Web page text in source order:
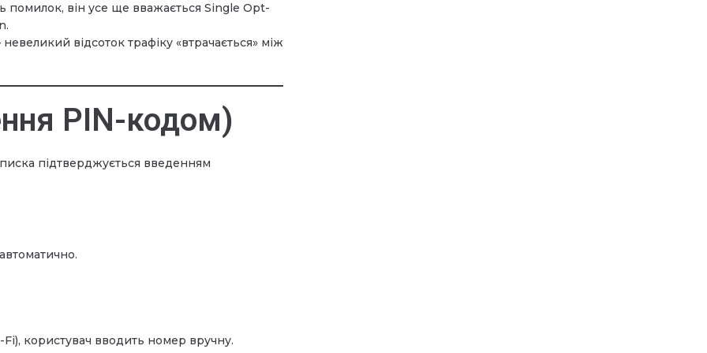
помилок, він усе ще вважається Single Opt-
відсоток трафіку «втрачається» між
PIN-кодом)
підтверджується введенням
користувач вводить номер вручну.